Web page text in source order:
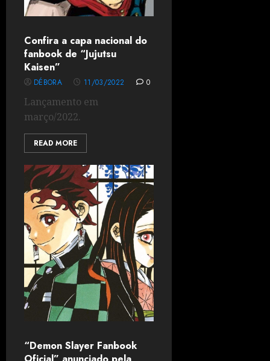
Confira a capa nacional do
fanbook de “Jujutsu
Kaisen”
DÉBORA 11/03/2022 0
Lançamento em
março/2022.
READ MORE
“Demon Slayer Fanbook